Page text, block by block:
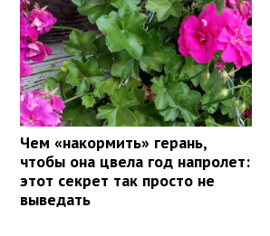
Чем «накормить» герань,
чтобы она цвела год напролет:
этот секрет так просто не
выведать